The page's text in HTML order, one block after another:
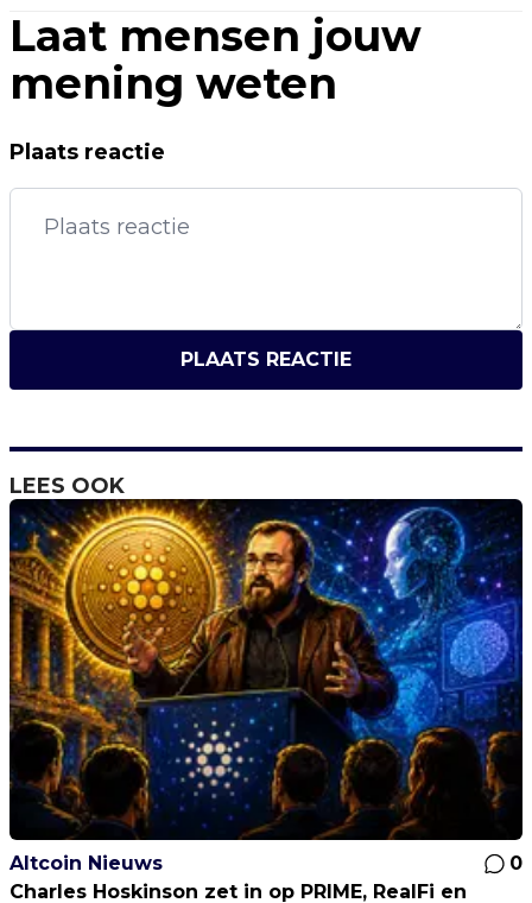
Laat mensen jouw
mening weten
Plaats reactie
PLAATS REACTIE
LEES OOK
Altcoin Nieuws
0
Charles Hoskinson zet in op PRIME, RealFi en